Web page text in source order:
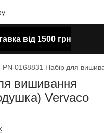
від 1500 грн
PN-0168831 Набір для
вишивання
Vervaco